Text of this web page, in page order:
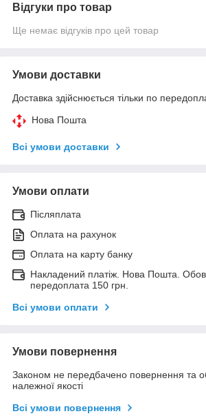
Відгуки про товар
Ще немає відгуків про цей товар
Умови доставки
Доставка здійснюється тільки по
Нова Пошта
Всі умови доставки
Умови оплати
Післяплата
Оплата на рахунок
Оплата на карту банку
Накладений платіж. Нова Пошта.
передоплата 150 грн.
Всі умови оплати
Умови повернення
Законом не передбачено повернення та
належної якості
Всі умови повернення